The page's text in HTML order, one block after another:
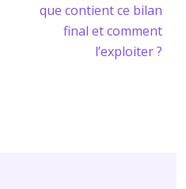
que contient ce bilan
final et comment
l’exploiter ?